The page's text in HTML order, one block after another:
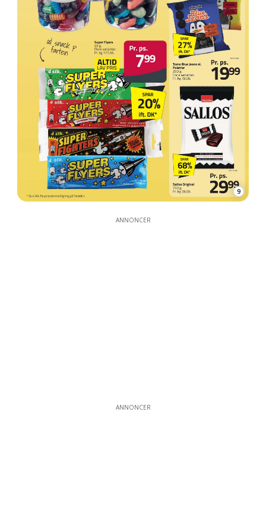
9
ANNONCER
ANNONCER